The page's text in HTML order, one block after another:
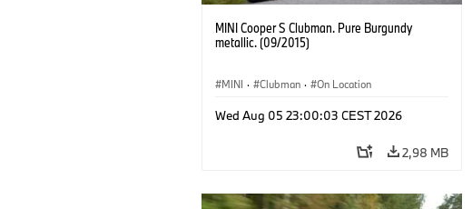
MINI Cooper S Clubman. Pure Burgundy
metallic. (09/2015)
MINI · Clubman · On Location
Wed Aug 05 23:00:03 CEST 2026
2,98 MB